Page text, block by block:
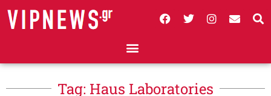
Tag: Haus Laboratories